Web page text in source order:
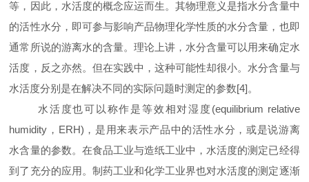
等，因此，水活度的概念应运而生。其物理意义是指水分含量中
的活性水分，即可参与影响产品物理化学性质的水分含量，也即
通常所说的游离水的含量。理论上讲，水分含量可以用来确定水
活度，反之亦然。但在实践中，这种可能性却很小。水分含量与
水活度分别是在解决不同的实际问题时测定的参数[4]。
水活度也可以称作是等效相对湿度(equilibrium relative
humidity ， ERH) ，是用来表示产品中的活性水分，或是说游离
水含量的参数。在食品工业与造纸工业中，水活度的测定已经得
到了充分的应用。制药工业和化学工业界也对水活度的测定逐渐